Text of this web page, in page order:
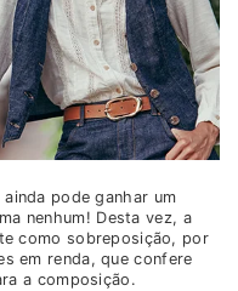
pode ganhar um
nenhum! Desta vez, a
como sobreposição, por
em renda, que confere
a composição.